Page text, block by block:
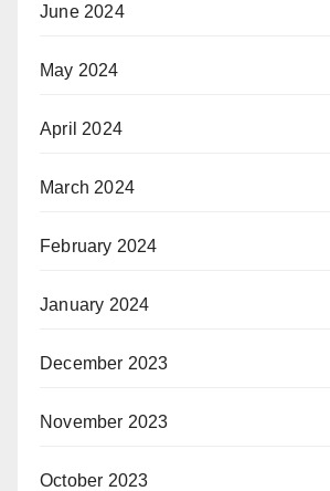
June 2024
May 2024
April 2024
March 2024
February 2024
January 2024
December 2023
November 2023
October 2023